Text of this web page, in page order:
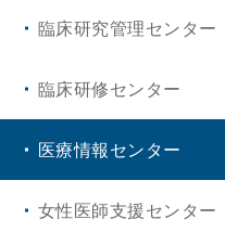
皮膚科
小児科
放射線科
健診センター
眼 科
耳鼻咽喉・頭頸部外科
臨床研究管理センター
臨床研修センター
医療情報センター
女性医師支援センター